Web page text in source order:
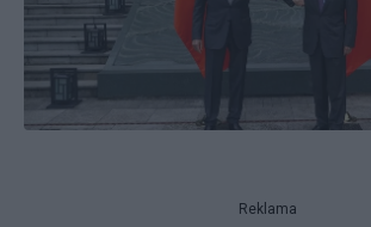
Reklama